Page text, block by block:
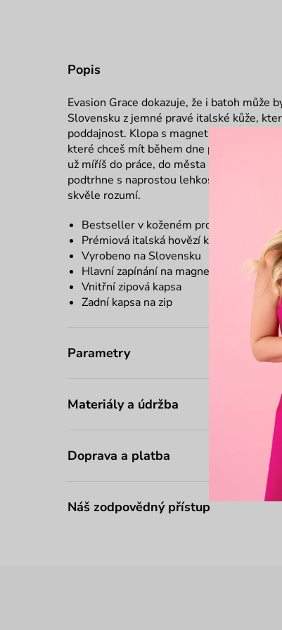
Popis
Evasion Grace dokazuje, že i batoh
Slovensku z jemné pravé italské kůže,
poddajnost. Klopa s magnetickým
které chceš mít během dne po ruce, a
už míříš do práce, do města nebo na kávu,
podtrhne s naprostou lehkostí. Je
skvěle rozumí.
Bestseller v koženém provedení
Prémiová italská hovězí kůže
Vyrobeno na Slovensku
Hlavní zapínání na magnetický pin a zip
Vnitřní zipová kapsa
Zadní kapsa na zip
Parametry
Materiály a údržba
Doprava a platba
Náš zodpovědný přístup